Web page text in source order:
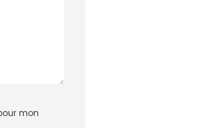
mon